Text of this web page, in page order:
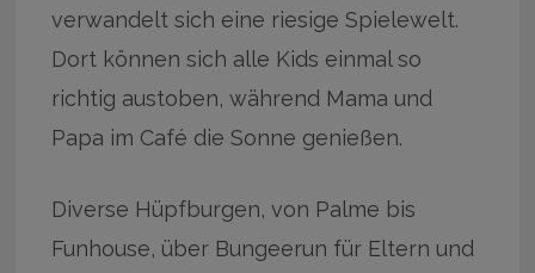
verwandelt sich eine riesige Spielewelt.
Dort können sich alle Kids einmal so
richtig austoben, während Mama und
Papa im Café die Sonne genießen.
Diverse Hüpfburgen, von Palme bis
Funhouse, über Bungeerun für Eltern und